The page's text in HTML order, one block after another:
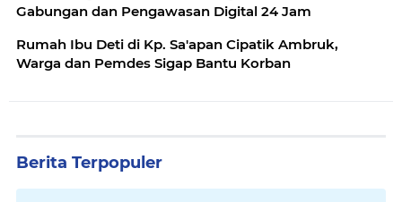
Gabungan dan Pengawasan Digital 24 Jam
Rumah Ibu Deti di Kp. Sa'apan Cipatik Ambruk,
Warga dan Pemdes Sigap Bantu Korban
Berita Terpopuler